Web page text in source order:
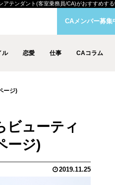
テンダント(客室乗務員/CA)がおすすめす
ル 恋愛 仕事 CAコラム
CAメンバー募集
ージ)
ビューティ
ージ)
2019.11.25